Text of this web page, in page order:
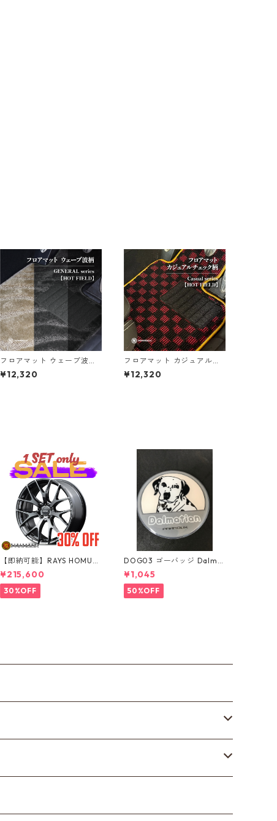
フロアマット ウェーブ波柄
ジェネラルシリーズ【HOT F
IELD】
¥12,320
フロアマット カジュアルチ
ェックシリーズ【HOT FIEL
D】
¥12,320
【即納可能】RAYS HOMUR
A 2x7FT ブラッククローム
コーティング 18インチ 4本
セット
¥215,600
30%OFF
DOG03 ゴーバッジ Dalma
tian
¥1,045
50%OFF